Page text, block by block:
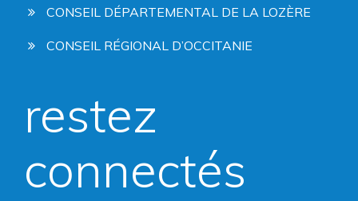
CONSEIL DÉPARTEMENTAL DE LA LOZÈRE
CONSEIL RÉGIONAL D’OCCITANIE
restez
connectés